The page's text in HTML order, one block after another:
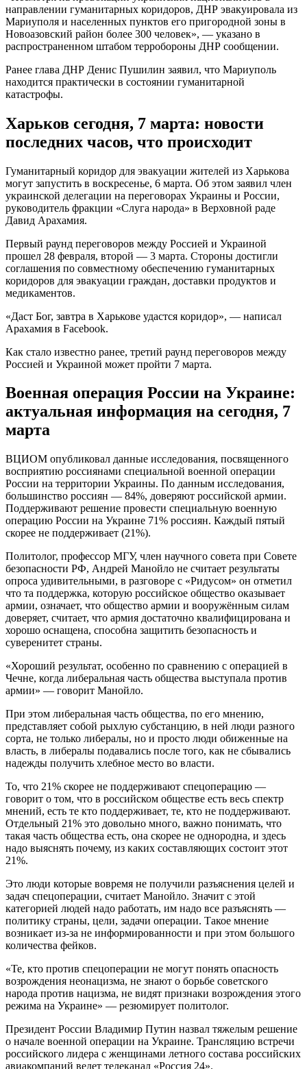
направлении гуманитарных коридоров, ДНР эвакуировала из
Мариуполя и населенных пунктов его пригородной зоны в
Новоазовский район более 300 человек», — указано в
распространенном штабом терробороны ДНР сообщении.
Ранее глава ДНР Денис Пушилин заявил, что Мариуполь
находится практически в состоянии гуманитарной
катастрофы.
Харьков сегодня, 7 марта: новости
последних часов, что происходит
Гуманитарный коридор для эвакуации жителей из Харькова
могут запустить в воскресенье, 6 марта. Об этом заявил член
украинской делегации на переговорах Украины и России,
руководитель фракции «Слуга народа» в Верховной раде
Давид Арахамия.
Первый раунд переговоров между Россией и Украиной
прошел 28 февраля, второй — 3 марта. Стороны достигли
соглашения по совместному обеспечению гуманитарных
коридоров для эвакуации граждан, доставки продуктов и
медикаментов.
«Даст Бог, завтра в Харькове удастся коридор», — написал
Арахамия в Facebook.
Как стало известно ранее, третий раунд переговоров между
Россией и Украиной может пройти 7 марта.
Военная операция России на Украине:
актуальная информация на сегодня, 7
марта
ВЦИОМ опубликовал данные исследования, посвященного
восприятию россиянами специальной военной операции
России на территории Украины. По данным исследования,
большинство россиян — 84%, доверяют российской армии.
Поддерживают решение провести специальную военную
операцию России на Украине 71% россиян. Каждый пятый
скорее не поддерживает (21%).
Политолог, профессор МГУ, член научного совета при Совете
безопасности РФ, Андрей Манойло не считает результаты
опроса удивительными, в разговоре с «Ридусом» он отметил
что та поддержка, которую российское общество оказывает
армии, означает, что общество армии и вооружённым силам
доверяет, считает, что армия достаточно квалифицирована и
хорошо оснащена, способна защитить безопасность и
суверенитет страны.
«Хороший результат, особенно по сравнению с операцией в
Чечне, когда либеральная часть общества выступала против
армии» — говорит Манойло.
При этом либеральная часть общества, по его мнению,
представляет собой рыхлую субстанцию, в ней люди разного
сорта, не только либералы, но и просто люди обиженные на
власть, в либералы подавались после того, как не сбывались
надежды получить хлебное место во власти.
То, что 21% скорее не поддерживают спецоперацию —
говорит о том, что в российском обществе есть весь спектр
мнений, есть те кто поддерживает, те, кто не поддерживают.
Отдельный 21% это довольно много, важно понимать, что
такая часть общества есть, она скорее не однородна, и здесь
надо выяснять почему, из каких составляющих состоит этот
21%.
Это люди которые вовремя не получили разъяснения целей и
задач спецоперации, считает Манойло. Значит с этой
категорией людей надо работать, им надо все разъяснять —
политику страны, цели, задачи операции. Такое мнение
возникает из-за не информированности и при этом большого
количества фейков.
«Те, кто против спецоперации не могут понять опасность
возрождения неонацизма, не знают о борьбе советского
народа против нацизма, не видят признаки возрождения этого
режима на Украине» — резюмирует политолог.
Президент России Владимир Путин назвал тяжелым решение
о начале военной операции на Украине. Трансляцию встречи
российского лидера с женщинами летного состава российских
авиакомпаний ведет телеканал «Россия 24».